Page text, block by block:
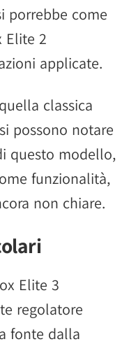
porrebbe come
Elite 2
applicate.
classica
possono notare
questo modello,
funzionalità,
non chiare.
Elite 3
regolatore
fonte dalla